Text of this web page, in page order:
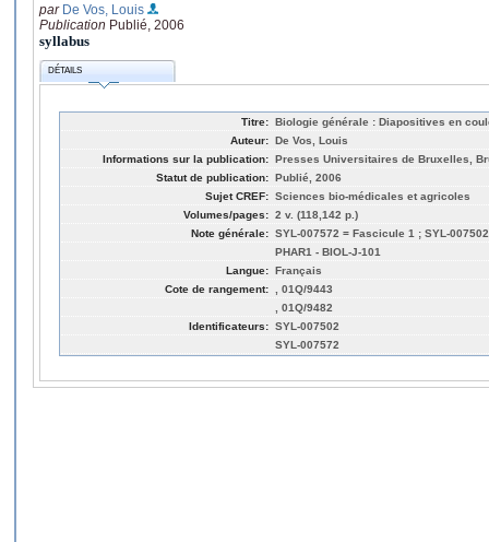
par De Vos, Louis
Publication Publié, 2006
syllabus
DÉTAILS
Titre: Biologie générale : Diapositives en
Auteur: De Vos, Louis
Informations sur la publication: Presses Universitaires de Bruxelles,
Statut de publication: Publié, 2006
Sujet CREF: Sciences bio-médicales et agricoles
Volumes/pages: 2 v. (118,142 p.)
Note générale: SYL-007572 = Fascicule 1 ; SYL-
PHAR1 - BIOL-J-101
Langue: Français
Cote de rangement:
, 01Q/9443
, 01Q/9482
Identificateurs: SYL-007502
SYL-007572